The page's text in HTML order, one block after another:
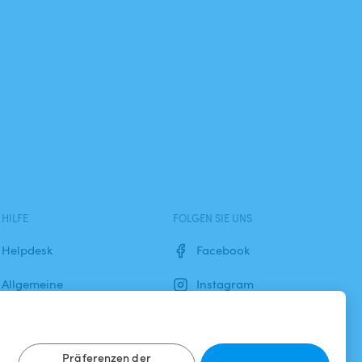
Präferenzen der
HILFE
Helpdesk
Allgemeine
FOLGEN SIE UNS
Facebook
Instagram